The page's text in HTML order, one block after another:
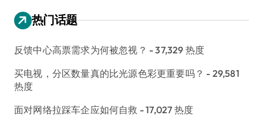
热门话题
反馈中心高票需求为何被忽视？ - 37,329 热度
买电视，分区数量真的比光源色彩更重要吗？ - 29,581
热度
面对网络拉踩车企应如何自救 - 17,027 热度